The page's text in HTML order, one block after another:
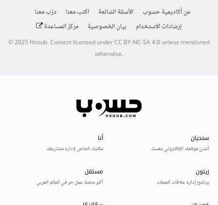
عن أكاديمية حسوب الأسئلة الشائعة اكتب معنا
درّب معنا
إرشادات الاستخدام
بيان الخصوصية مركز المساعدة
© 2025Hsoub.Content licensed underCC BY-NC-SA 4.0unless mentioned
otherwise.